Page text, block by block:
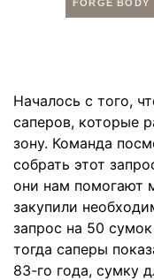
Началось с того,
саперов, которые
зону. Команда
собрать этот
они нам помогают
закупили
запрос на 50
тогда саперы
83-го года, сумку